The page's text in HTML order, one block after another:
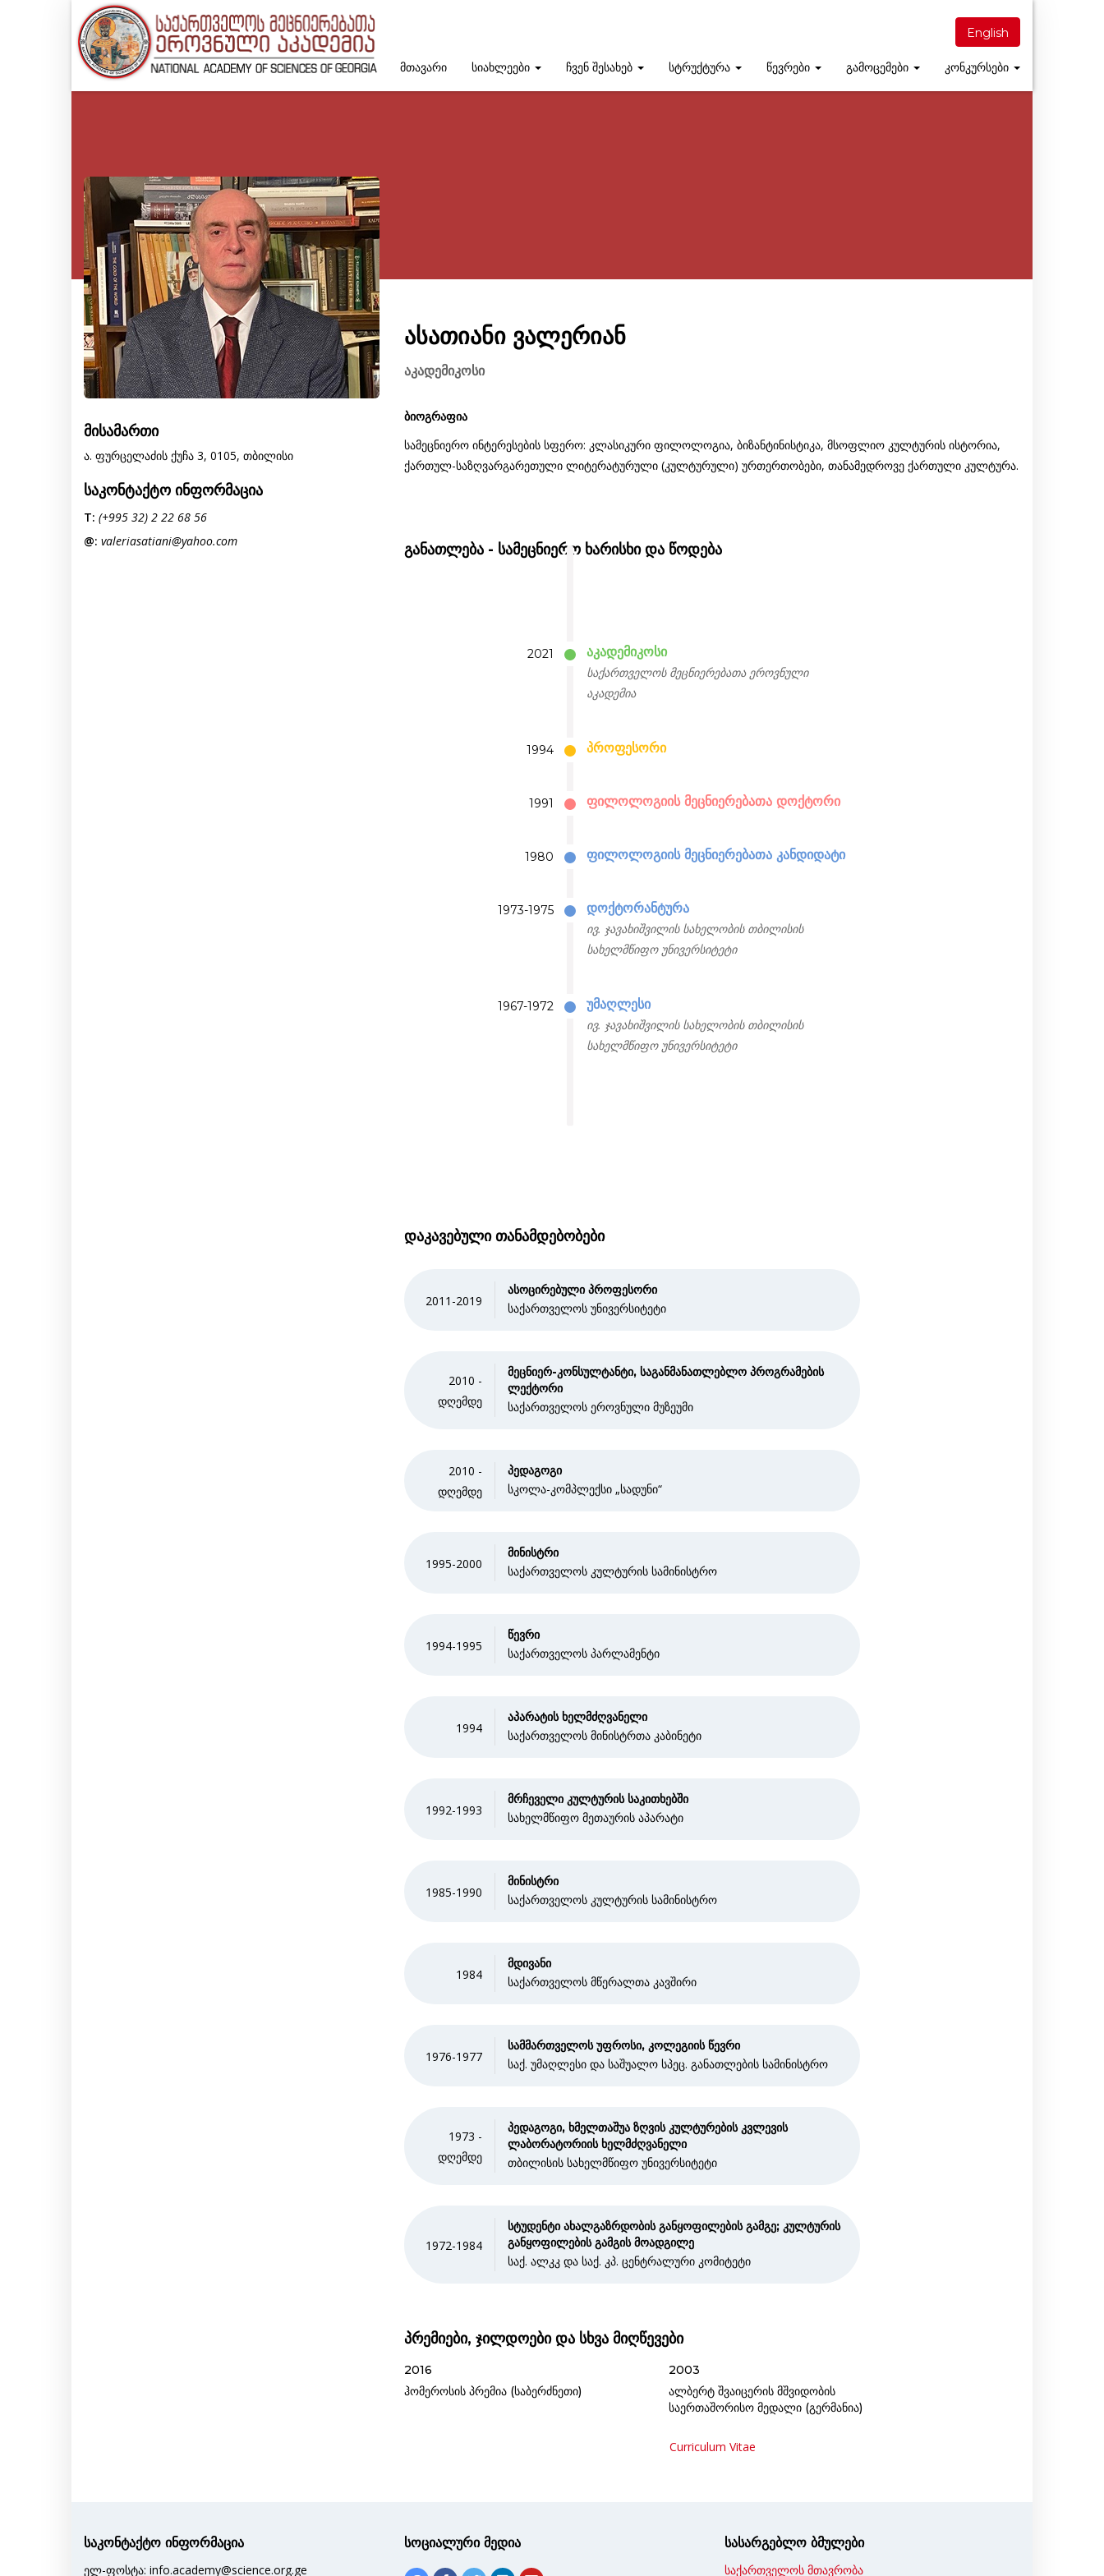
English
მთავარი სიახლეები ჩვენ შესახებ სტრუქტურა წევრები გამოცემები კონკურსები
მისამართი
ა. ფურცელაძის ქუჩა 3, 0105, თბილისი
საკონტაქტო ინფორმაცია
T: (+995 32) 2 22 68 56
@: valeriasatiani@yahoo.com
ასათიანი ვალერიან
აკადემიკოსი
ბიოგრაფია
სამეცნიერო ინტერესების სფერო: კლასიკური ფილოლოგია, ბიზანტინისტიკა, მსოფლიო კულტურის ისტორია,
ქართულ-საზღვარგარეთული ლიტერატურული (კულტურული) ურთერთობები, თანამედროვე ქართული კულტურა.
განათლება - სამეცნიერო ხარისხი და წოდება
2021
აკადემიკოსი
საქართველოს მეცნიერებათა ეროვნული
აკადემია
1994 პროფესორი
1991 ფილოლოგიის მეცნიერებათა დოქტორი
1980 ფილოლოგიის მეცნიერებათა კანდიდატი
1973-1975
დოქტორანტურა
ივ. ჯავახიშვილის სახელობის თბილისის
სახელმწიფო უნივერსიტეტი
1967-1972
უმაღლესი
ივ. ჯავახიშვილის სახელობის თბილისის
სახელმწიფო უნივერსიტეტი
დაკავებული თანამდებობები
2011-2019
ასოცირებული პროფესორი
საქართველოს უნივერსიტეტი
2010 -
დღემდე
მეცნიერ-კონსულტანტი, საგანმანათლებლო პროგრამების
ლექტორი
საქართველოს ეროვნული მუზეუმი
2010 -
დღემდე
პედაგოგი
სკოლა-კომპლექსი „სადუნი“
1995-2000
მინისტრი
საქართველოს კულტურის სამინისტრო
1994-1995
წევრი
საქართველოს პარლამენტი
1994
აპარატის ხელმძღვანელი
საქართველოს მინისტრთა კაბინეტი
1992-1993
მრჩეველი კულტურის საკითხებში
სახელმწიფო მეთაურის აპარატი
1985-1990
მინისტრი
საქართველოს კულტურის სამინისტრო
1984
მდივანი
საქართველოს მწერალთა კავშირი
1976-1977
სამმართველოს უფროსი, კოლეგიის წევრი
საქ. უმაღლესი და საშუალო სპეც. განათლების სამინისტრო
1973 -
დღემდე
პედაგოგი, ხმელთაშუა ზღვის კულტურების კვლევის
ლაბორატორიის ხელმძღვანელი
თბილისის სახელმწიფო უნივერსიტეტი
1972-1984
სტუდენტი ახალგაზრდობის განყოფილების გამგე; კულტურის
განყოფილების გამგის მოადგილე
საქ. ალკკ და საქ. კპ. ცენტრალური კომიტეტი
პრემიები, ჯილდოები და სხვა მიღწევები
2016
ჰომეროსის პრემია (საბერძნეთი)
2003
ალბერტ შვაიცერის მშვიდობის
საერთაშორისო მედალი (გერმანია)
Curriculum Vitae
საკონტაქტო ინფორმაცია
ელ-ფოსტა: info.academy@science.org.ge
სოციალური მედია
სასარგებლო ბმულები
საქართველოს მთავრობა